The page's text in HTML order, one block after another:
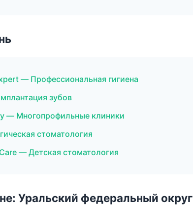
— Профессиональная гигиена
зубов
— Многопрофильные клиники
стоматология
— Детская стоматология
Уральский федеральный округ